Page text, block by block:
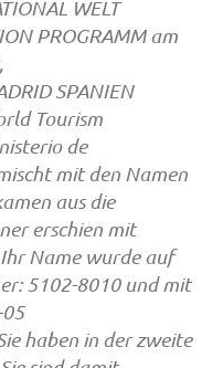
WELT
PROGRAMM am
SPANIEN
Tourism
de
mit den Namen
aus die
erschien mit
Name wurde auf
5102-8010 und mit
haben in der zweite